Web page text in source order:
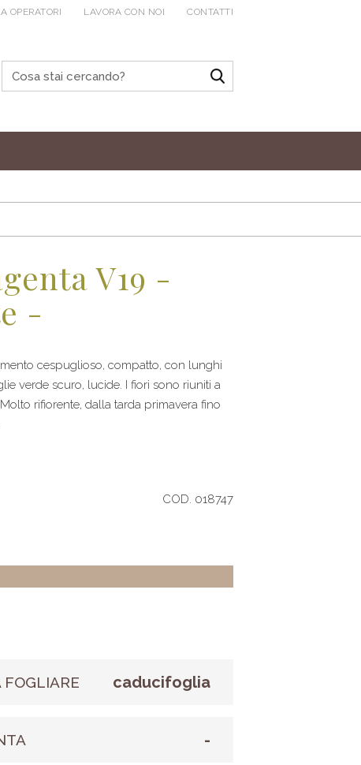
OPERATORI LAVORA CON NOI CONTATTI
V19 -
-
cespuglioso, compatto, con lunghi
verde scuro, lucide. I fiori sono riuniti a
rifiorente, dalla tarda primavera fino
COD. 018747
FOGLIARE caducifoglia
-